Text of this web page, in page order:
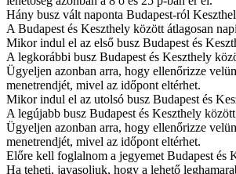
Hány busz vált naponta Budapest-ról
A Budapest és Keszthely között átlagosan
Mikor indul el az első busz Budapest és
A legkorábbi busz Budapest és Keszthely
Ügyeljen azonban arra, hogy ellenőrizze
menetrendjét, mivel az időpont eltérhet.
Mikor indul el az utolsó busz Budapest és
A legújabb busz Budapest és Keszthely
Ügyeljen azonban arra, hogy ellenőrizze
menetrendjét, mivel az időpont eltérhet.
Előre kell foglalnom a jegyemet Budapest és
Ha teheti, javasoljuk, hogy a lehető